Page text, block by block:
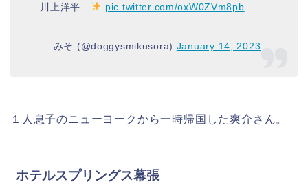
川上洋平
pic.twitter.com/oxW0ZVm8pb
— みそ (@doggysmikusora) January 14, 2023
１人息子のニューヨークから一時帰国した爽介さん。
ホテルスプリングス幕張